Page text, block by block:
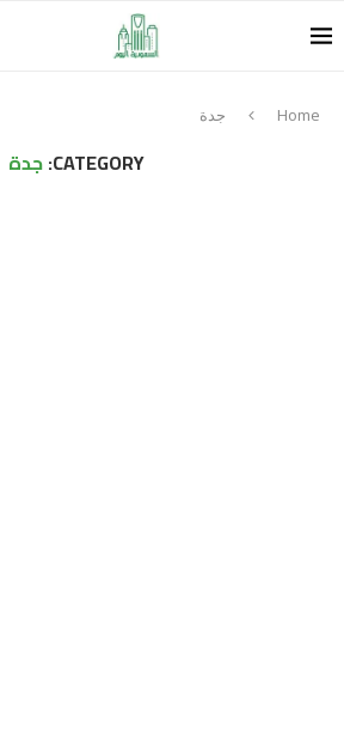
Home جدة
CATEGORY: جدة